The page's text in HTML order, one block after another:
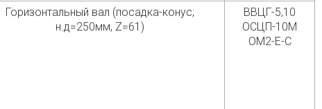
Горизонтальный вал (посадка-конус;
н.д=250мм, Z=61)
ВВЦГ-5,10
ОСЦП-10М
ОМ2-Е-С